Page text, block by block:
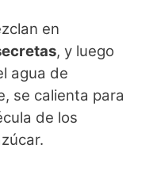
en
, y luego
agua de
se calienta para
de los